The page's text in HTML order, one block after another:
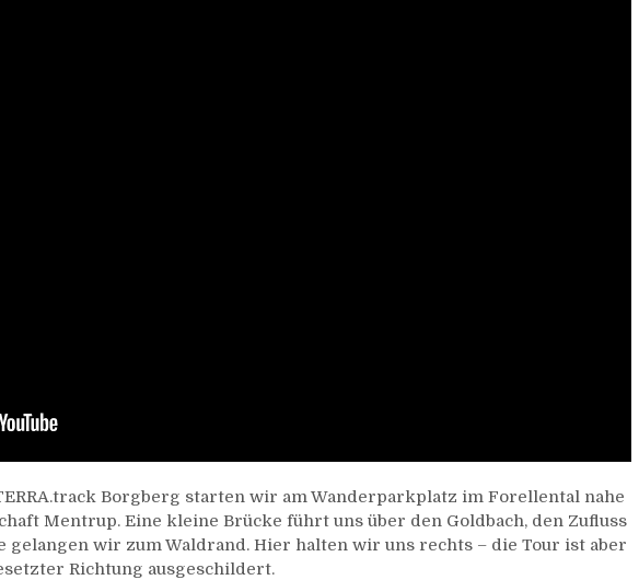
Borgberg starten wir am Wanderparkplatz im Forellental nahe
Mentrup. Eine kleine Brücke führt uns über den Goldbach, den Zufluss
gelangen wir zum Waldrand. Hier halten wir uns rechts – die Tour ist aber
Richtung ausgeschildert.